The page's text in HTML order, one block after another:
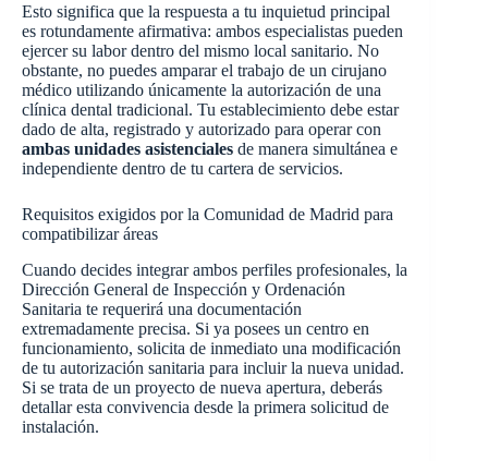
Esto significa que la respuesta a tu inquietud principal
es rotundamente afirmativa: ambos especialistas pueden
ejercer su labor dentro del mismo local sanitario. No
obstante, no puedes amparar el trabajo de un cirujano
médico utilizando únicamente la autorización de una
clínica dental tradicional. Tu establecimiento debe estar
dado de alta, registrado y autorizado para operar con
ambas unidades asistenciales de manera simultánea e
independiente dentro de tu cartera de servicios.
Requisitos exigidos por la Comunidad de Madrid para
compatibilizar áreas
Cuando decides integrar ambos perfiles profesionales, la
Dirección General de Inspección y Ordenación
Sanitaria te requerirá una documentación
extremadamente precisa. Si ya posees un centro en
funcionamiento, solicita de inmediato una modificación
de tu autorización sanitaria para incluir la nueva unidad.
Si se trata de un proyecto de nueva apertura, deberás
detallar esta convivencia desde la primera solicitud de
instalación.